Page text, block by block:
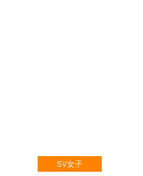
SV女子